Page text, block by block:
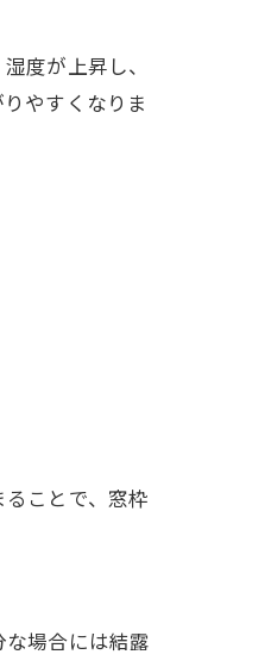
度が上昇し、
やすくなりま
ことで、窓枠
場合には結露